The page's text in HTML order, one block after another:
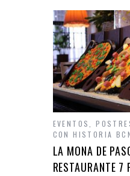
EVENTOS ,
CON HISTORIA
LA MONA DE
RESTAURANTE 7